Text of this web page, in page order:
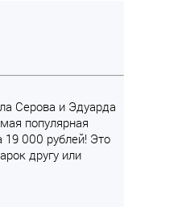
Серова и Эдуарда
популярная
19 000 рублей! Это
другу или